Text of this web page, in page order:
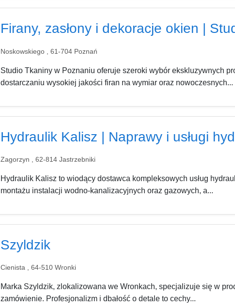
Firany, zasłony i dekoracje okien |
Noskowskiego , 61-704 Poznań
Studio Tkaniny w Poznaniu oferuje szeroki wybór ekskluzywnych
dostarczaniu wysokiej jakości firan na wymiar oraz nowoczesnych...
Hydraulik Kalisz | Naprawy i usługi
Zagorzyn , 62-814 Jastrzebniki
Hydraulik Kalisz to wiodący dostawca kompleksowych usług
montażu instalacji wodno-kanalizacyjnych oraz gazowych, a...
Szyldzik
Cienista , 64-510 Wronki
Marka Szyldzik, zlokalizowana we Wronkach, specjalizuje się w
zamówienie. Profesjonalizm i dbałość o detale to cechy...